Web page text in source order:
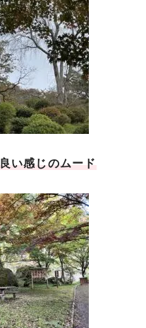
良い感じのムード